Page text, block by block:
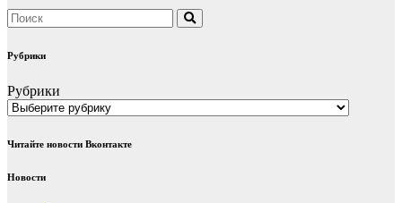
Рубрики
Рубрики
Читайте новости Вконтакте
Новости